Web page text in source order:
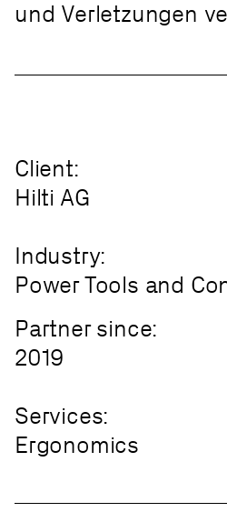
und Verletzungen
Client:
Hilti AG
Industry:
Power Tools and
Partner since:
2019
Services:
Ergonomics